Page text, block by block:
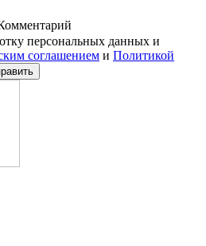
персональных данных и
соглашением